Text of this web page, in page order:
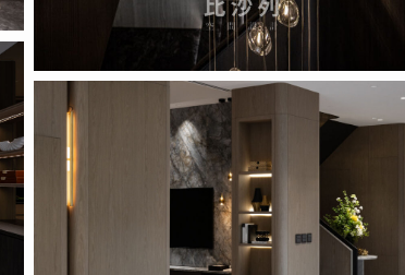
_pic_1_5